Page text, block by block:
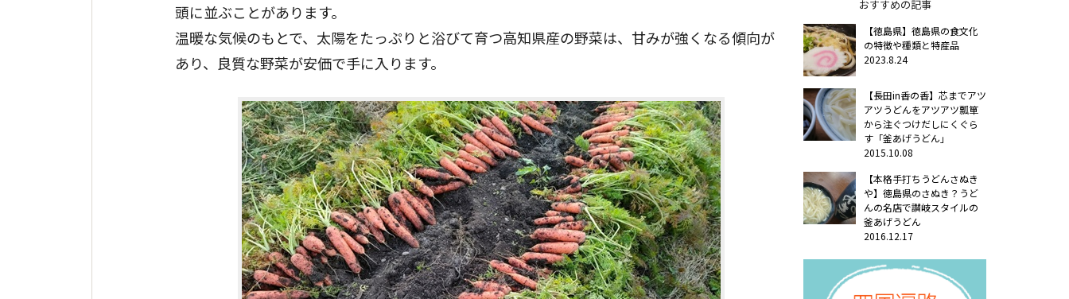
頭に並ぶことがあります。
温暖な気候のもとで、太陽をたっぷりと浴びて育つ高知県産の野菜は、甘みが強くなる傾向が
あり、良質な野菜が安価で手に入ります。
おすすめの記事
【徳島県】徳島県の食文化
の特徴や種類と特産品
2023.8.24
【長田in香の香】芯までアツ
アツうどんをアツアツ瓢箪
から注ぐつけだしにくぐら
す「釜あげうどん」
2015.10.08
【本格手打ちうどんさぬき
や】徳島県のさぬき？うど
んの名店で讃岐スタイルの
釜あげうどん
2016.12.17